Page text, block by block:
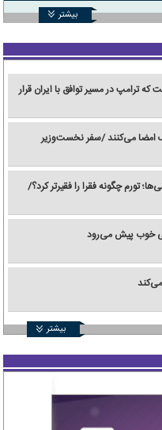
بیشتر
است که ترامپ در مسیر توافق با ایران قرار
امضا می‌کنند /سفر نخست‌وزیر
تورم چگونه فقرا را فقیرتر کرد؟/
خوب پیش می‌رود
بیشتر